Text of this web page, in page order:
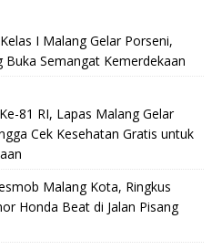
I Malang Gelar Porseni,
Buka Semangat Kemerdekaan
81 RI, Lapas Malang Gelar
Cek Kesehatan Gratis untuk
Malang Kota, Ringkus
Honda Beat di Jalan Pisang